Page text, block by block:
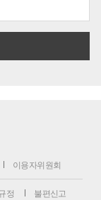
이용자위원회
정 불편신고